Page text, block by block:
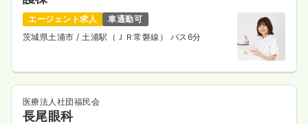
エージェント求人
車通勤可
茨城県土浦市/ 土浦駅（ＪＲ常磐線） バス6分
医療法人社団福民会
長尾眼科